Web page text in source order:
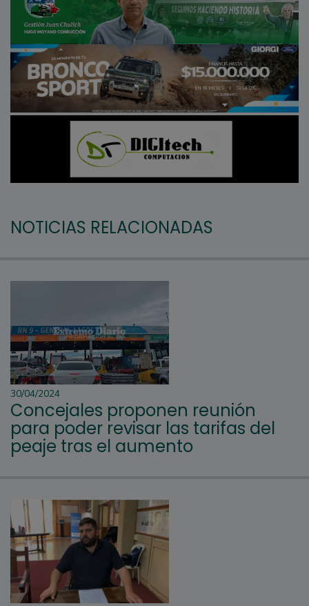
NOTICIAS RELACIONADAS
30/04/2024
Concejales proponen reunión
para poder revisar las tarifas del
peaje tras el aumento